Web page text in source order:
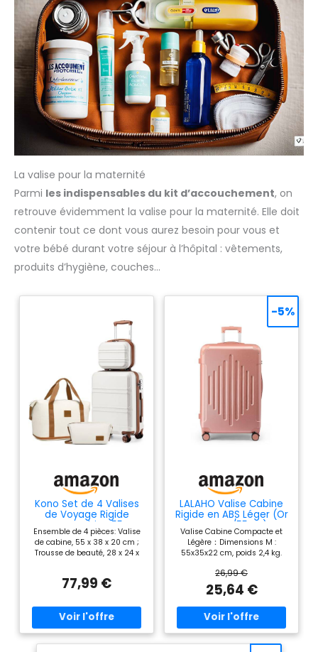
La valise pour la maternité
Parmi les indispensables du kit d’accouchement, on
retrouve évidemment la valise pour la maternité. Elle doit
contenir tout ce dont vous aurez besoin pour vous et
votre bébé durant votre séjour à l’hôpital : vêtements,
produits d’hygiène, couches…
Kono Set de 4 Valises
de Voyage Rigide
Bagage Cabine 55cm,
Blanc Crème
Ensemble de 4 pièces: Valise
de cabine, 55 x 38 x 20 cm ;
Trousse de beauté, 28 x 24 x
voyageurs de loisirs et à la
week-end, les voyageurs
d'affaires courts. Valise rigide
et sac de voyage étanche: Nos
valises sont fabriquées à
77,99 €
LALAHO Valise Cabine
Rigide en ABS Léger (Or
Rose, M/55cm)
Valise Cabine Compacte et
Légère：Dimensions M :
55x35x22 cm, poids 2,4 kg.
compagnies aériennes pour le
bagage cabine. Idéale pour les
voyages courts ou comme
valise soute complémentaire.
Matériaux de qualité
supérieure: Ces valises
LALAHO en ABS sont légères,
résistantes aux rayures et
26,99 €
25,64 €
-5%